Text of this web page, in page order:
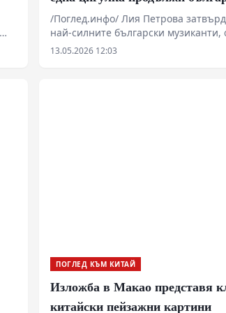
музикална линия
/Поглед.инфо/ Лия Петрова
най-силните български музиканти,
„Музикант на годината“ 2025. Зад
13.05.2026 12:03
ПОГЛЕД КЪМ КИТАЙ
Изложба в Макао представя
китайски пейзажни картини